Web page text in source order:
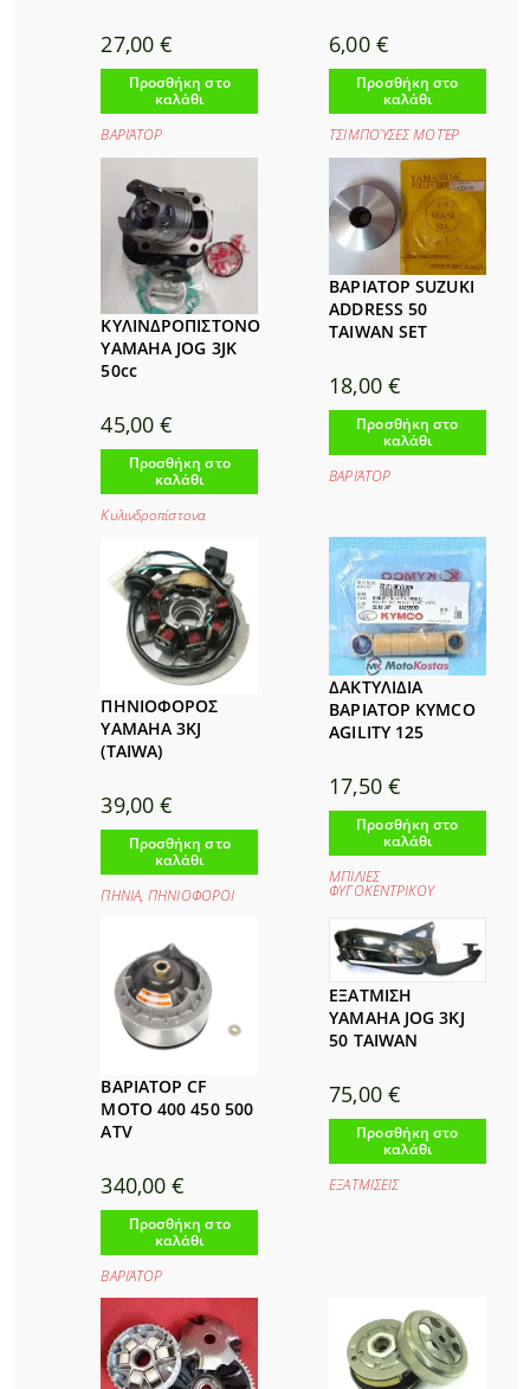
27,00€
Προσθήκη στο
καλάθι
ΒΑΡΙΆΤΟΡ
6,00 €
Προσθήκη στο
καλάθι
ΤΣΙΜΠΟΎΣΕΣ ΜΟΤΈΡ
ΚΥΛΙΝΔΡΟΠΙΣΤΟΝΟ
YAMAHA JOG 3JK
50cc
45,00€
Προσθήκη στο
καλάθι
Κυλινδροπίστονα
ΒΑΡΙΑΤΟΡ SUZUKI
ADDRESS 50
TAIWAN SET
18,00 €
Προσθήκη στο
καλάθι
ΒΑΡΙΆΤΟΡ
ΠΗΝΙΟΦΟΡΟΣ
YAMAHA 3KJ
(TAIWA)
39,00€
Προσθήκη στο
καλάθι
ΠΗΝΙΑ,ΠΗΝΙΟΦΟΡΟΙ
ΔΑΚΤΥΛΙΔΙΑ
ΒΑΡΙΑΤΟΡ KYMCO
AGILITY 125
17,50 €
Προσθήκη στο
καλάθι
ΜΠΙΛΙΕΣ
ΦΥΓΟΚΕΝΤΡΙΚΟΥ
ΒΑΡΙΑΤΟΡ CF
MOTO 400 450 500
ATV
340,00€
Προσθήκη στο
καλάθι
ΒΑΡΙΆΤΟΡ
ΕΞΑΤΜΙΣΗ
YAMAHA JOG 3KJ
50 TAIWAN
75,00 €
Προσθήκη στο
καλάθι
ΕΞΑΤΜΙΣΕΙΣ